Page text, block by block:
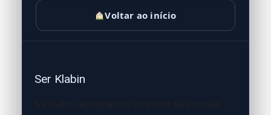
Voltar ao início
Ser Klabin